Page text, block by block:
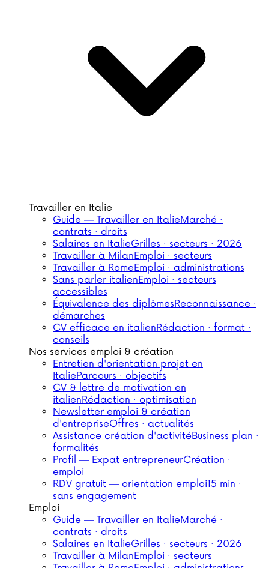
Travailler en Italie
Guide — Travailler en ItalieMarché ·
contrats · droits
Salaires en ItalieGrilles · secteurs · 2026
Travailler à MilanEmploi · secteurs
Travailler à RomeEmploi · administrations
Sans parler italienEmploi · secteurs
accessibles
Équivalence des diplômesReconnaissance ·
démarches
CV efficace en italienRédaction · format ·
conseils
Nos services emploi & création
Entretien d'orientation projet en
ItalieParcours · objectifs
CV & lettre de motivation en
italienRédaction · optimisation
Newsletter emploi & création
d'entrepriseOffres · actualités
Assistance création d'activitéBusiness plan ·
formalités
Profil — Expat entrepreneurCréation ·
emploi
RDV gratuit — orientation emploi15 min ·
sans engagement
Emploi
Guide — Travailler en ItalieMarché ·
contrats · droits
Salaires en ItalieGrilles · secteurs · 2026
Travailler à MilanEmploi · secteurs